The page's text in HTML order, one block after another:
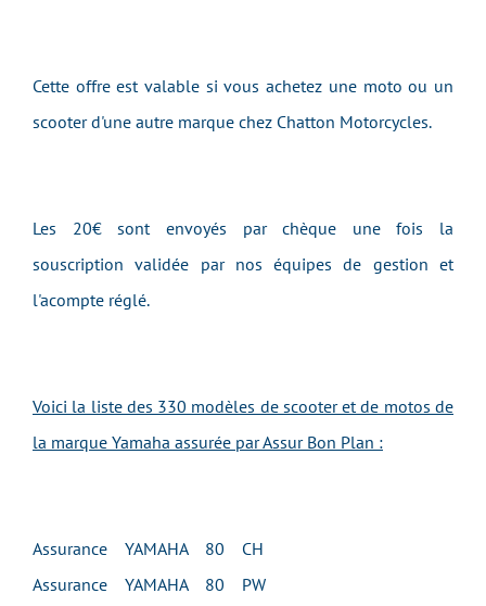
Cette offre est valable si vous achetez une moto ou un
scooter d'une autre marque chez Chatton Motorcycles.
Les 20€ sont envoyés par chèque une fois la
souscription validée par nos équipes de gestion et
l'acompte réglé.
Voici la liste des 330 modèles de scooter et de motos de
la marque Yamaha assurée par Assur Bon Plan :
Assurance YAMAHA 80 CH
Assurance YAMAHA 80 PW